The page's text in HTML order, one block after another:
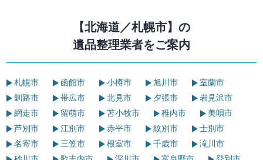
【北海道／札幌市】の
遺品整理業者をご案内
札幌市 函館市 小樽市 旭川市
室蘭市
釧路市
帯広市 北見市 夕張市
岩見沢市
網走市
留萌市 苫小牧市 稚内市
美唄市
芦別市
江別市 赤平市 紋別市
士別市
名寄市
三笠市 根室市 千歳市
滝川市